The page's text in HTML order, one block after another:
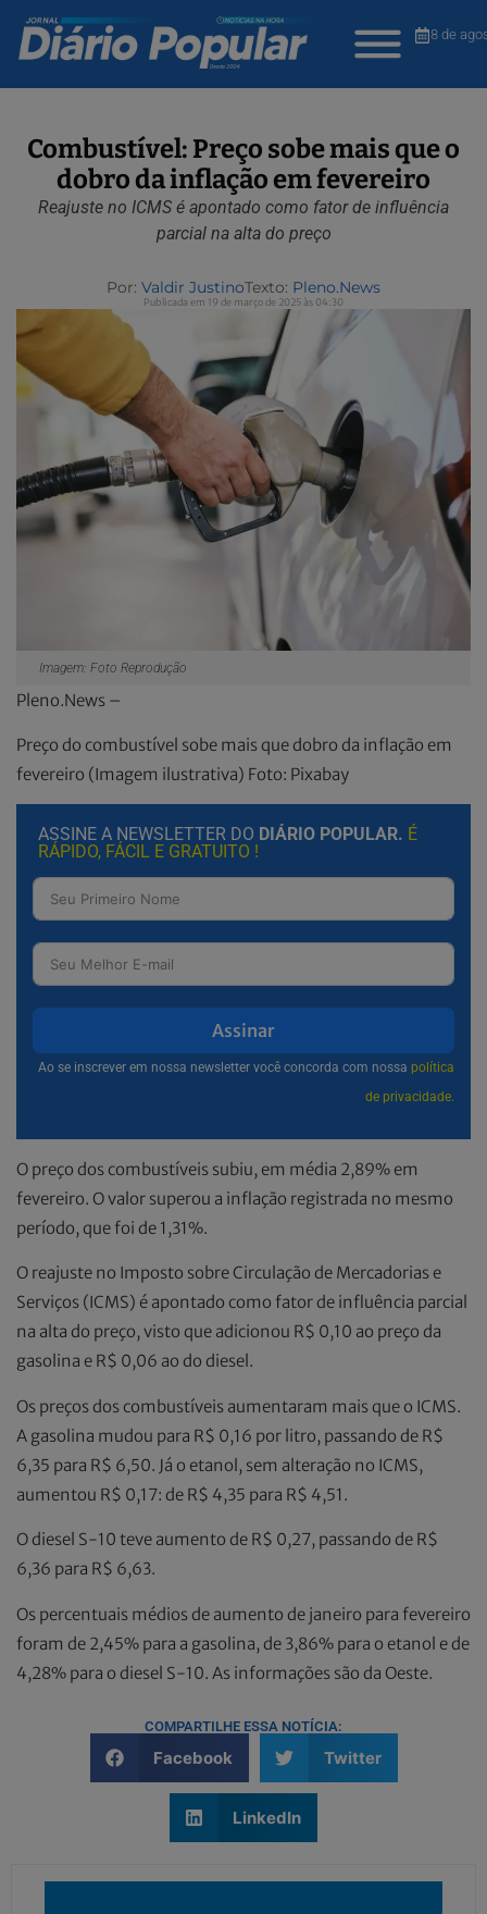
8 de
Combustível: Preço sobe mais que o
dobro da inflação em fevereiro
Reajuste no ICMS é apontado como fator de influência
parcial na alta do preço
Por: Valdir JustinoTexto: Pleno.News
Publicada em 19 de março de 2025 às 04:30
Imagem: Foto Reprodução
Pleno.News –
Preço do combustível sobe mais que dobro da inflação em
fevereiro (Imagem ilustrativa) Foto: Pixabay
ASSINE A NEWSLETTER DO DIÁRIO POPULAR. É
RÁPIDO, FÁCIL E GRATUITO !
Assinar
Ao se inscrever em nossa newsletter você concorda com nossa política
de privacidade.
O preço dos combustíveis subiu, em média 2,89% em
fevereiro. O valor superou a inflação registrada no mesmo
período, que foi de 1,31%.
O reajuste no Imposto sobre Circulação de Mercadorias e
Serviços (ICMS) é apontado como fator de influência parcial
na alta do preço, visto que adicionou R$ 0,10 ao preço da
gasolina e R$ 0,06 ao do diesel.
Os preços dos combustíveis aumentaram mais que o ICMS.
A gasolina mudou para R$ 0,16 por litro, passando de R$
6,35 para R$ 6,50. Já o etanol, sem alteração no ICMS,
aumentou R$ 0,17: de R$ 4,35 para R$ 4,51.
O diesel S-10 teve aumento de R$ 0,27, passando de R$
6,36 para R$ 6,63.
Os percentuais médios de aumento de janeiro para fevereiro
foram de 2,45% para a gasolina, de 3,86% para o etanol e de
4,28% para o diesel S-10. As informações são da Oeste.
COMPARTILHE ESSA NOTÍCIA:
Facebook Twitter
LinkedIn